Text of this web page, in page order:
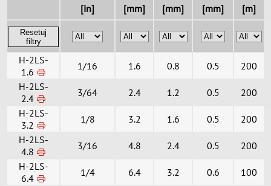
[in] [mm] [mm] [mm] [m]
Resetuj
filtry
H-2LS-
1.6
1/16 1.6 0.8 0.5
200
H-2LS-
2.4
3/64 2.4 1.2 0.5
200
H-2LS-
3.2
1/8 3.2 1.6 0.5
200
H-2LS-
4.8
3/16 4.8 2.4 0.5
200
H-2LS-
6.4
1/4 6.4 3.2 0.6
100